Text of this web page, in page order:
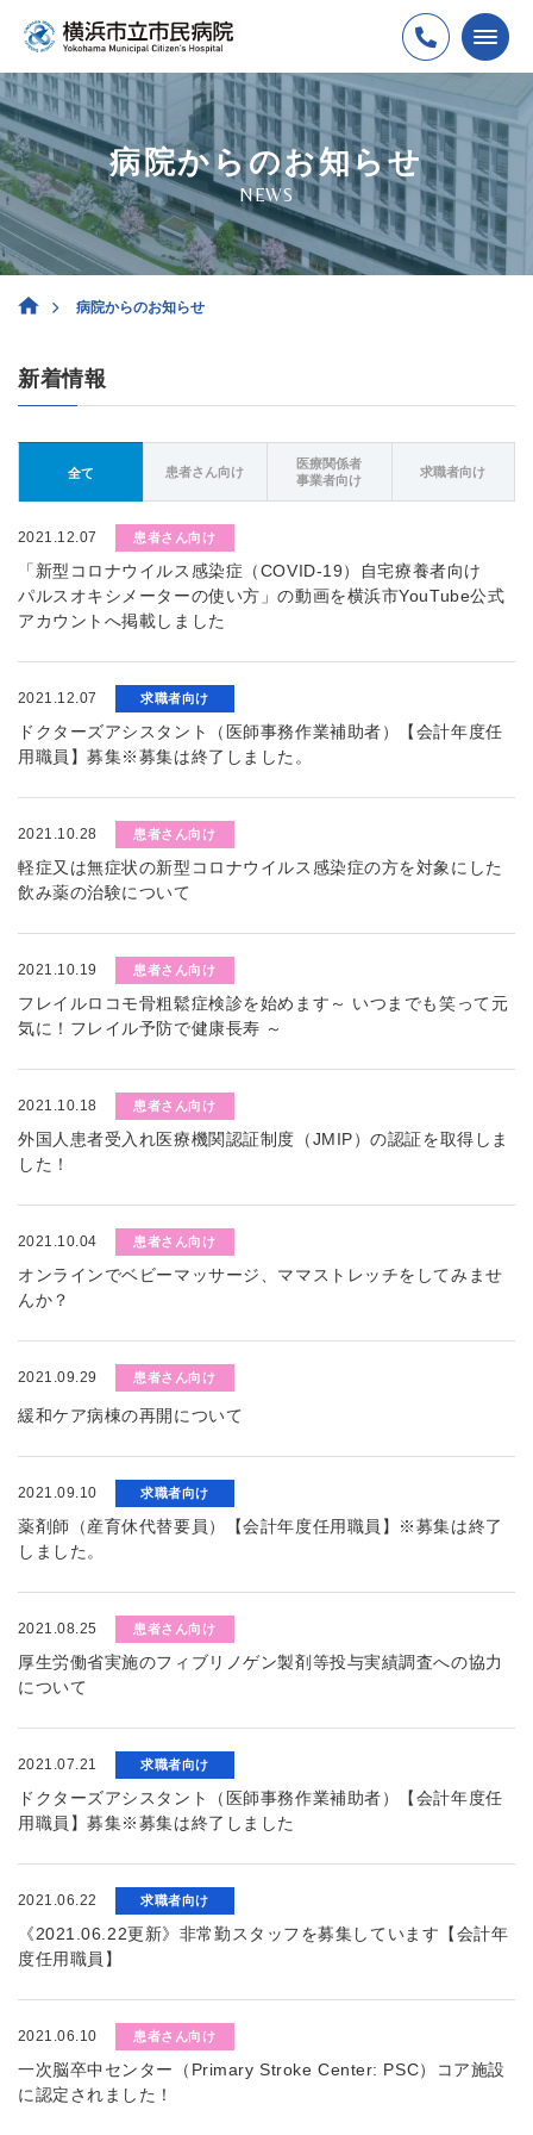
病院からのお知らせ
NEWS
病院からのお知らせ
新着情報
全て 患者さん向け
医療関係者
事業者向け
求職者向け
2021.12.07 患者さん向け
「新型コロナウイルス感染症（COVID-19）自宅療養者向け
パルスオキシメーターの使い方」の動画を横浜市YouTube公式
アカウントへ掲載しました
2021.12.07 求職者向け
ドクターズアシスタント（医師事務作業補助者）【会計年度任
用職員】募集※募集は終了しました。
2021.10.28 患者さん向け
軽症又は無症状の新型コロナウイルス感染症の方を対象にした
飲み薬の治験について
2021.10.19 患者さん向け
フレイルロコモ骨粗鬆症検診を始めます～ いつまでも笑って元
気に！フレイル予防で健康長寿 ～
2021.10.18 患者さん向け
外国人患者受入れ医療機関認証制度（JMIP）の認証を取得しま
した！
2021.10.04 患者さん向け
オンラインでベビーマッサージ、ママストレッチをしてみませ
んか？
2021.09.29 患者さん向け
緩和ケア病棟の再開について
2021.09.10 求職者向け
薬剤師（産育休代替要員）【会計年度任用職員】※募集は終了
しました。
2021.08.25 患者さん向け
厚生労働省実施のフィブリノゲン製剤等投与実績調査への協力
について
2021.07.21 求職者向け
ドクターズアシスタント（医師事務作業補助者）【会計年度任
用職員】募集※募集は終了しました
2021.06.22 求職者向け
《2021.06.22更新》非常勤スタッフを募集しています【会計年
度任用職員】
2021.06.10 患者さん向け
一次脳卒中センター（Primary Stroke Center: PSC）コア施設
に認定されました！